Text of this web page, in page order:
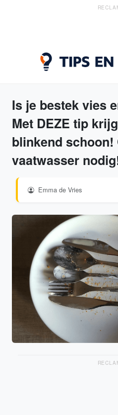
Is je bestek vies
Met DEZE tip
blinkend schoon!
vaatwasser
Emma de Vries